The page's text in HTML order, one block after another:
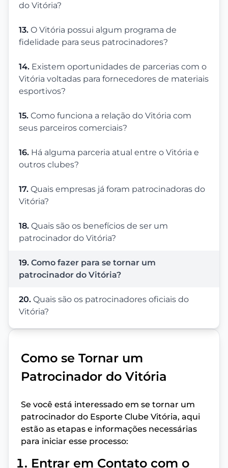
do Vitória?
13. O Vitória possui algum programa de
fidelidade para seus patrocinadores?
14. Existem oportunidades de parcerias com o
Vitória voltadas para fornecedores de materiais
esportivos?
15. Como funciona a relação do Vitória com
seus parceiros comerciais?
16. Há alguma parceria atual entre o Vitória e
outros clubes?
17. Quais empresas já foram patrocinadoras do
Vitória?
18. Quais são os benefícios de ser um
patrocinador do Vitória?
19. Como fazer para se tornar um
patrocinador do Vitória?
20. Quais são os patrocinadores oficiais do
Vitória?
Como se Tornar um
Patrocinador do Vitória
Se você está interessado em se tornar um
patrocinador do Esporte Clube Vitória, aqui
estão as etapas e informações necessárias
para iniciar esse processo:
Entrar em Contato com o